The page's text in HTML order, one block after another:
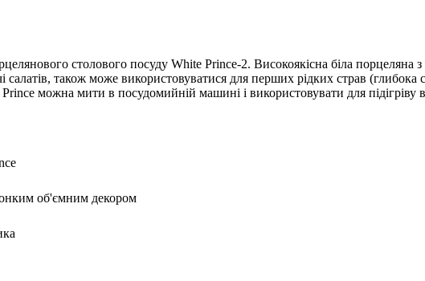
столового посуду White Prince-2. Високоякісна біла
салатів, також може використовуватися для перших рідких страв
можна мити в посудомийній машині і використовувати для підігріву
об'ємним декором